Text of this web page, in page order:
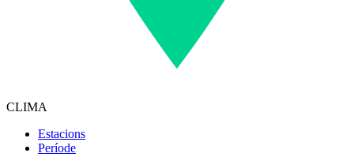
CLIMA
Estacions
Període